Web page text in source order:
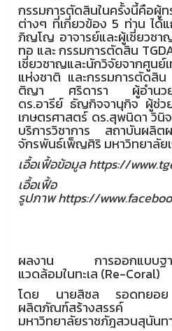
กรรมการตัดสินในครั้งนี้คือผู้
ต่างๆ ที่เกี่ยวข้อง 5 ท่าน ได้
ภิญโญ อาจารย์และผู้เชี่ยวชา
ทอ และ กรรมการตัดสิน
เชี่ยวชาญและนักวิจัยจากศูนย์
แห่งชาติ และกรรมการตัดสิน
ติญา ศริดารา ผู้อำนวยกา
ดร.อารีย์ ธัญกิจจานุกิจ ผู้ช่ว
เกษตรศาสตร์ ดร.สุพนิดา วินิ
บริการวิชาการ สถาบันผ
จักรพันธ์เพ็ญศิริ มหาวิทยาลัย
เอื้อเฟื้อข้อมูลhttps://
เอื้อเฟื้อ
รูปภาพhttps://
ผลงาน การออกแบบฐาน
แวดล้อมในทะเล (Re-Coral)
โดย นายสิชล รอดทยอย
ผลิตภัณฑ์สร้างสรรค์ ค
มหาวิทยาลัยราชภัฎสวนสุนันท